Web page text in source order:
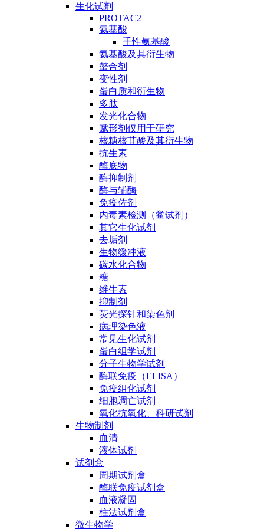
生化试剂
PROTAC2
氨基酸
手性氨基酸
氨基酸及其衍生物
螯合剂
变性剂
蛋白质和衍生物
多肽
发光化合物
赋形剂仅用于研究
核糖核苷酸及其衍生物
抗生素
酶底物
酶抑制剂
酶与辅酶
免疫佐剂
内毒素检测（鲎试剂）
其它生化试剂
去垢剂
生物缓冲液
碳水化合物
糖
维生素
抑制剂
荧光探针和染色剂
病理染色液
常见生化试剂
蛋白组学试剂
分子生物学试剂
酶联免疫（ELISA）
免疫组化试剂
细胞凋亡试剂
氧化抗氧化、科研试剂
生物制剂
血清
液体试剂
试剂盒
周期试剂盒
酶联免疫试剂盒
血液凝固
柱法试剂盒
微生物学